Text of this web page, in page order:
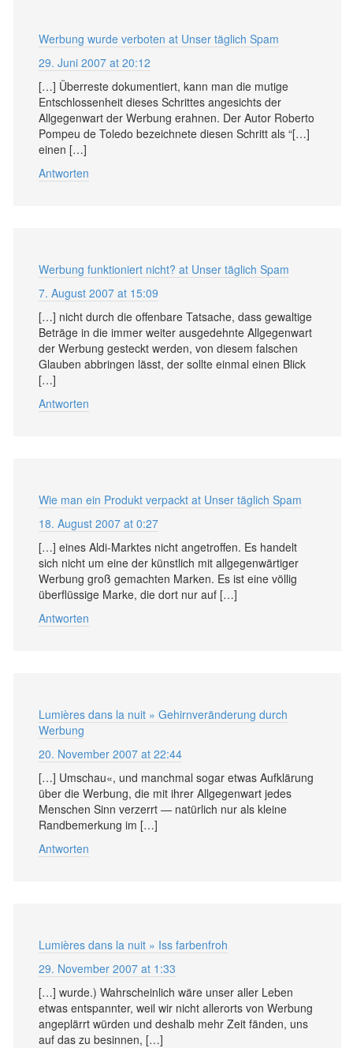
Werbung wurde verboten at Unser täglich Spam
29. Juni 2007 at 20:12
[…] Überreste dokumentiert, kann man die mutige
Entschlossenheit dieses Schrittes angesichts der
Allgegenwart der Werbung erahnen. Der Autor Roberto
Pompeu de Toledo bezeichnete diesen Schritt als “[…]
einen […]
Antworten
Werbung funktioniert nicht? at Unser täglich Spam
7. August 2007 at 15:09
[…] nicht durch die offenbare Tatsache, dass gewaltige
Beträge in die immer weiter ausgedehnte Allgegenwart
der Werbung gesteckt werden, von diesem falschen
Glauben abbringen lässt, der sollte einmal einen Blick
[…]
Antworten
Wie man ein Produkt verpackt at Unser täglich Spam
18. August 2007 at 0:27
[…] eines Aldi-Marktes nicht angetroffen. Es handelt
sich nicht um eine der künstlich mit allgegenwärtiger
Werbung groß gemachten Marken. Es ist eine völlig
überflüssige Marke, die dort nur auf […]
Antworten
Lumières dans la nuit » Gehirnveränderung durch
Werbung
20. November 2007 at 22:44
[…] Umschau«, und manchmal sogar etwas Aufklärung
über die Werbung, die mit ihrer Allgegenwart jedes
Menschen Sinn verzerrt — natürlich nur als kleine
Randbemerkung im […]
Antworten
Lumières dans la nuit » Iss farbenfroh
29. November 2007 at 1:33
[…] wurde.) Wahrscheinlich wäre unser aller Leben
etwas entspannter, weil wir nicht allerorts von Werbung
angeplärrt würden und deshalb mehr Zeit fänden, uns
auf das zu besinnen, […]